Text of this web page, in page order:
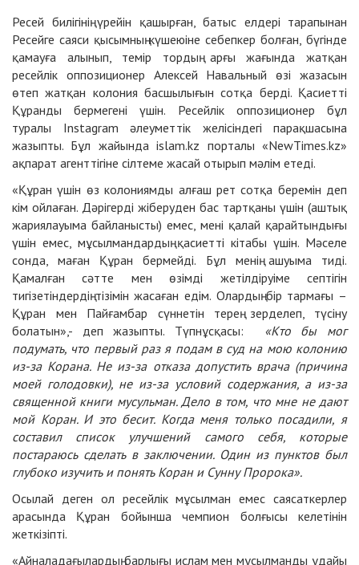
Ресей билігінің үрейін қашырған, батыс елдері тарапынан
Ресейге саяси қысымның күшеюіне себепкер болған, бүгінде
қамауға алынып, темір тордың арғы жағында жатқан
ресейлік оппозиционер Алексей Навальный өзі жазасын
өтеп жатқан колония басшылығын сотқа берді. Қасиетті
Құранды бермегені үшін. Ресейлік оппозиционер бұл
туралы Instagram әлеуметтік желісіндегі парақшасына
жазыпты. Бұл жайында islam.kz порталы «NewTimes.kz»
ақпарат агенттігіне сілтеме жасай отырып мәлім етеді.
«Құран үшін өз колониямды алғаш рет сотқа беремін деп
кім ойлаған. Дәрігерді жіберуден бас тартқаны үшін (аштық
жариялауыма байланысты) емес, мені қалай қарайтындығы
үшін емес, мұсылмандардың қасиетті кітабы үшін. Мәселе
сонда, маған Құран бермейді. Бұл менің ашуыма тиді.
Қамалған сәтте мен өзімді жетілдіруіме септігін
тигізетіндердің тізімін жасаған едім. Олардың бір тармағы –
Құран мен Пайғамбар сүннетін терең зерделеп, түсіну
болатын»,- деп жазыпты. Түпнұсқасы:
«Кто бы мог
подумать, что первый раз я подам в суд на мою колонию
из-за Корана. Не из-за отказа допустить врача (причина
моей голодовки), не из-за условий содержания, а из-за
священной книги мусульман. Дело в том, что мне не дают
мой Коран. И это бесит. Когда меня только посадили, я
составил список улучшений самого себя, которые
постараюсь сделать в заключении. Один из пунктов был
глубоко изучить и понять Коран и Сунну Пророка».
Осылай деген ол ресейлік мұсылман емес саясаткерлер
арасында Құран бойынша чемпион болғысы келетінін
жеткізіпті.
«Айналадағылардың барлығы ислам мен мұсылманды ұдайы